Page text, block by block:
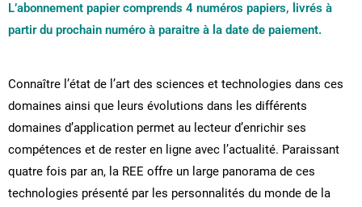
L’abonnement papier comprends 4 numéros papiers, livrés à
partir du prochain numéro à paraitre à la date de paiement.
Connaître l’état de l’art des sciences et technologies dans ces
domaines ainsi que leurs évolutions dans les différents
domaines d’application permet au lecteur d’enrichir ses
compétences et de rester en ligne avec l’actualité. Paraissant
quatre fois par an, la REE offre un large panorama de ces
technologies présenté par les personnalités du monde de la